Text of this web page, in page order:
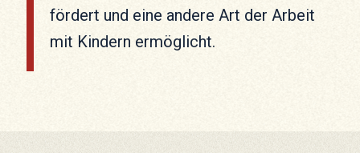
fördert und eine andere Art der Arbeit
mit Kindern ermöglicht.